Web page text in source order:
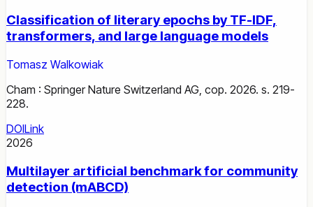
Classification of literary epochs by TF-IDF,
transformers, and large language models
Tomasz Walkowiak
Cham : Springer Nature Switzerland AG, cop. 2026. s. 219-
228.
DOILink
2026
Multilayer artificial benchmark for community
detection (mABCD)